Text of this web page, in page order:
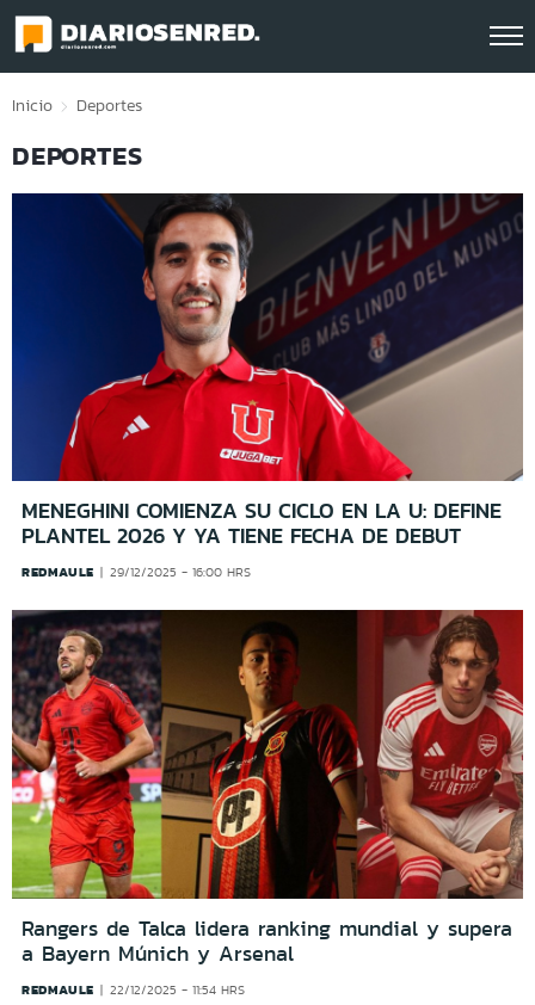
Click acá para ir directamente al contenido
Inicio Deportes
DEPORTES
MENEGHINI COMIENZA SU CICLO EN LA U: DEFINE
PLANTEL 2026 Y YA TIENE FECHA DE DEBUT
REDMAULE 29/12/2025 - 16:00 HRS
Rangers de Talca lidera ranking mundial y supera
a Bayern Múnich y Arsenal
REDMAULE 22/12/2025 - 11:54 HRS